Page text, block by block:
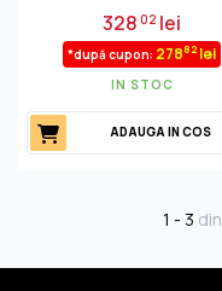
32802 lei
*după cupon: 27882 lei
IN STOC
ADAUGA IN COS
1 - 3 din